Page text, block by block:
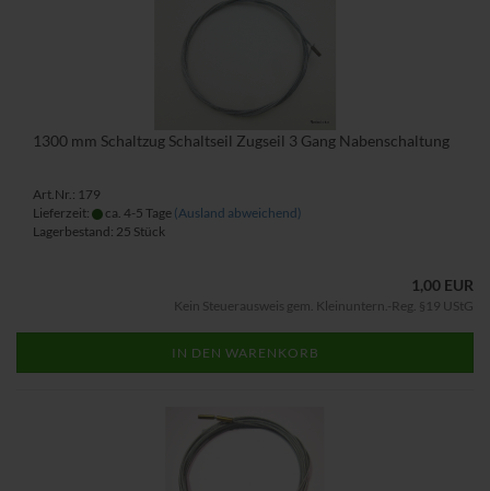
1300 mm Schaltzug Schaltseil Zugseil 3 Gang Nabenschaltung
Art.Nr.: 179
Lieferzeit:
ca. 4-5 Tage (Ausland abweichend)
Lagerbestand: 25 Stück
1,00 EUR
Kein Steuerausweis gem. Kleinuntern.-Reg. §19 UStG
IN DEN WARENKORB